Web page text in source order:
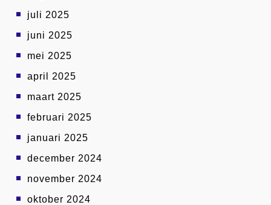
juli 2025
juni 2025
mei 2025
april 2025
maart 2025
februari 2025
januari 2025
december 2024
november 2024
oktober 2024